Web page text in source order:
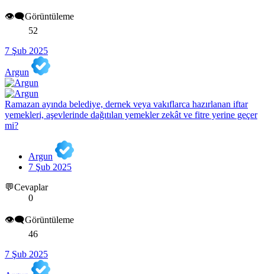
👁️‍🗨️Görüntüleme
52
7 Şub 2025
Argun
Ramazan ayında belediye, dernek veya vakıflarca hazırlanan iftar
yemekleri, aşevlerinde dağıtılan yemekler zekât ve fitre yerine geçer
mi?
Argun
7 Şub 2025
💬Cevaplar
0
👁️‍🗨️Görüntüleme
46
7 Şub 2025